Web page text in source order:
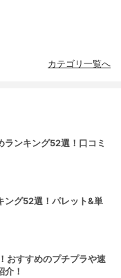
カテゴリ一覧へ
ランキング52選！口コミ
ング52選！パレット&単
おすすめのプチプラや速
！